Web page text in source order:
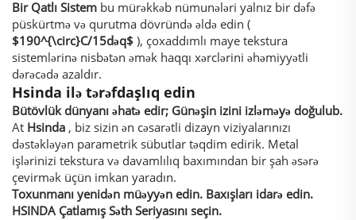
Bir Qatlı Sistem bu mürəkkəb nümunələri yalnız bir dəfə
püskürtmə və qurutma dövründə əldə edin (
$190^{\circ}C/15dəq$ ), çoxaddımlı maye tekstura
sistemlərinə nisbətən əmək haqqı xərclərini əhəmiyyətli
dərəcədə azaldır.
Hsinda ilə tərəfdaşlıq edin
Bütövlük dünyanı əhatə edir; Günəşin izini izləməyə doğulub.
At Hsinda , biz sizin ən cəsarətli dizayn viziyalarınızı
dəstəkləyən parametrik sübutlar təqdim edirik. Metal
işlərinizi tekstura və davamlılıq baxımından bir şah əsərə
çevirmək üçün imkan yaradın.
Toxunmanı yenidən müəyyən edin. Baxışları idarə edin.
HSINDA Çatlamış Səth Seriyasını seçin.